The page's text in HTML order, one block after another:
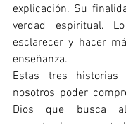
explicación. Su
verdad espiritual.
esclarecer y hacer
enseñanza.
Estas tres
nosotros poder
Dios que busca